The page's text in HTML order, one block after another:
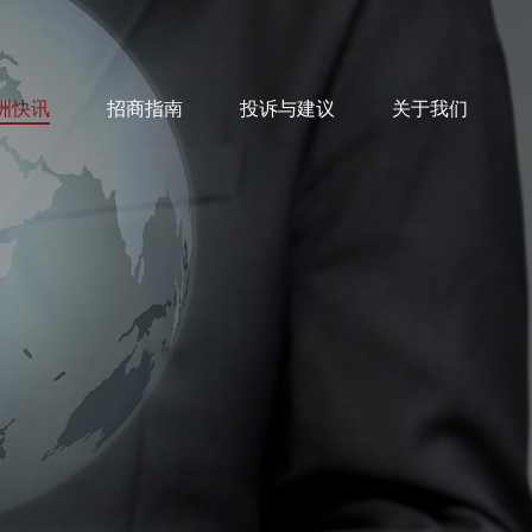
快讯 招商指南 投诉与建议 关于我们